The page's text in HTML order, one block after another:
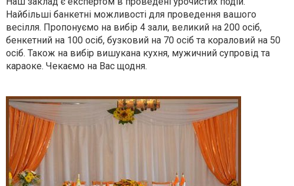
Найбільші банкетні можливості для проведення вашого
весілля. Пропонуємо на вибір 4 зали, великий на 200 осіб,
бенкетний на 100 осіб, бузковий на 70 осіб та кораловий на 50
осіб. Також на вибір вишукана кухня, мужичний супровід та
караоке. Чекаємо на Вас щодня.